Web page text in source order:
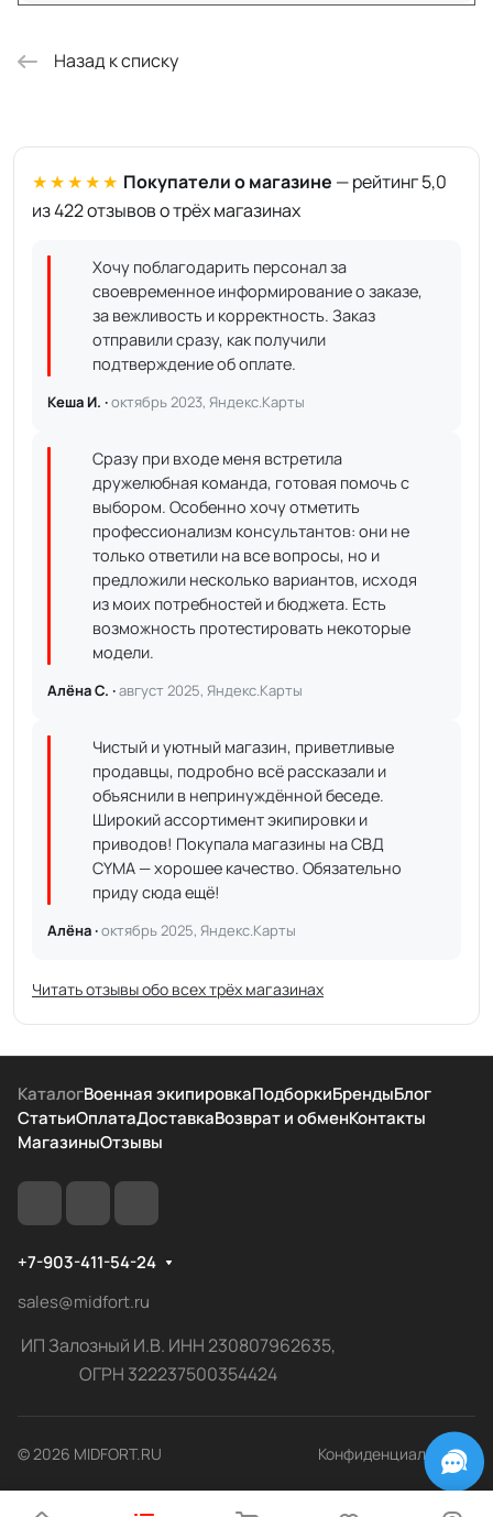
Назад к списку
★★★★★ Покупатели о магазине — рейтинг 5,0
из 422 отзывов о трёх магазинах
Хочу поблагодарить персонал за
своевременное информирование о заказе,
за вежливость и корректность. Заказ
отправили сразу, как получили
подтверждение об оплате.
Кеша И. ·октябрь 2023, Яндекс.Карты
Сразу при входе меня встретила
дружелюбная команда, готовая помочь с
выбором. Особенно хочу отметить
профессионализм консультантов: они не
только ответили на все вопросы, но и
предложили несколько вариантов, исходя
из моих потребностей и бюджета. Есть
возможность протестировать некоторые
модели.
Алёна С. ·август 2025, Яндекс.Карты
Чистый и уютный магазин, приветливые
продавцы, подробно всё рассказали и
объяснили в непринуждённой беседе.
Широкий ассортимент экипировки и
приводов! Покупала магазины на СВД
CYMA — хорошее качество. Обязательно
приду сюда ещё!
Алёна ·октябрь 2025, Яндекс.Карты
Читать отзывы обо всех трёх магазинах
КаталогВоенная экипировкаПодборкиБрендыБлог
СтатьиОплатаДоставкаВозврат и обменКонтакты
МагазиныОтзывы
+7-903-411-54-24
sales@midfort.ru
ИП Залозный И.В. ИНН 230807962635,
ОГРН 322237500354424
© 2026 MIDFORT.RU Конфиденциальность